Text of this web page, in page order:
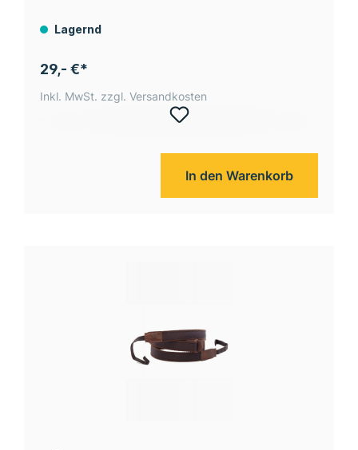
Lagernd
29,- €*
Inkl. MwSt. zzgl. Versandkosten
In den Warenkorb